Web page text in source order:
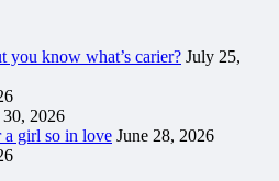
you know what’s carier? July 25,
30, 2026
a girl so in love June 28, 2026